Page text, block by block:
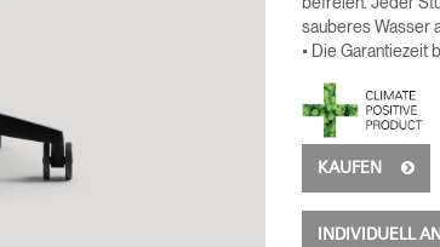
sauberes Wasser
• Die Garantiezeit
KAUFEN
INDIVIDUELL